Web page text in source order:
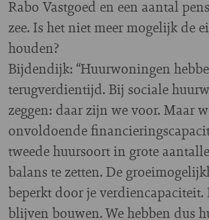
Rabo Vastgoed en een aantal
zee. Is het niet meer mogelijk de
houden?
Bijdendijk: “Huurwoningen
terugverdientijd. Bij sociale
zeggen: daar zijn we voor. Maar
onvoldoende
tweede huursoort in grote
balans te zetten. De
beperkt door je
blijven bouwen. We hebben dus